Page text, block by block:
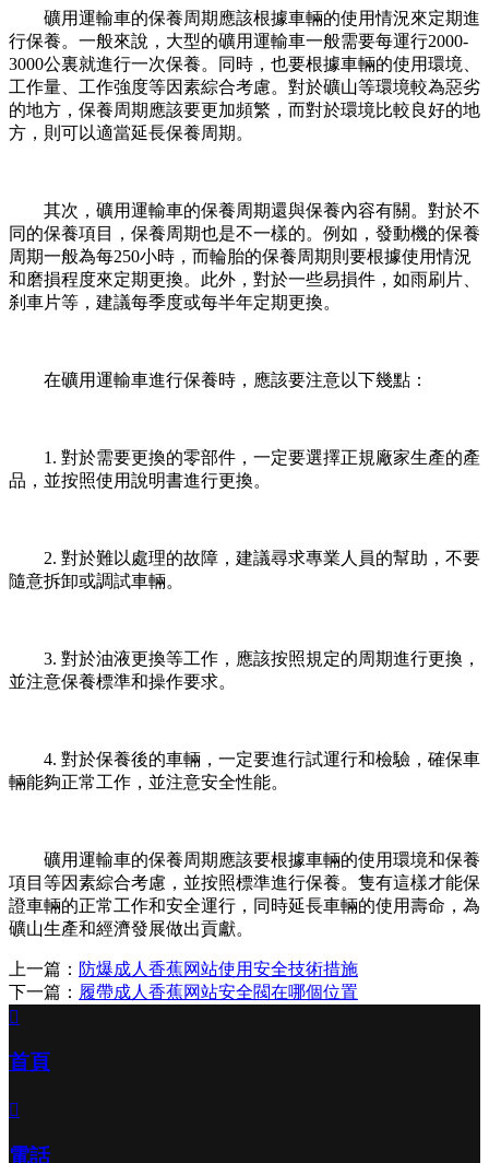
礦用運輸車的保養周期應該根據車輛的使用情況來定期進
行保養。一般來說，大型的礦用運輸車一般需要每運行2000-
3000公裏就進行一次保養。同時，也要根據車輛的使用環境、
工作量、工作強度等因素綜合考慮。對於礦山等環境較為惡劣
的地方，保養周期應該要更加頻繁，而對於環境比較良好的地
方，則可以適當延長保養周期。
其次，礦用運輸車的保養周期還與保養內容有關。對於不
同的保養項目，保養周期也是不一樣的。例如，發動機的保養
周期一般為每250小時，而輪胎的保養周期則要根據使用情況
和磨損程度來定期更換。此外，對於一些易損件，如雨刷片、
刹車片等，建議每季度或每半年定期更換。
在礦用運輸車進行保養時，應該要注意以下幾點：
1. 對於需要更換的零部件，一定要選擇正規廠家生產的產
品，並按照使用說明書進行更換。
2. 對於難以處理的故障，建議尋求專業人員的幫助，不要
隨意拆卸或調試車輛。
3. 對於油液更換等工作，應該按照規定的周期進行更換，
並注意保養標準和操作要求。
4. 對於保養後的車輛，一定要進行試運行和檢驗，確保車
輛能夠正常工作，並注意安全性能。
礦用運輸車的保養周期應該要根據車輛的使用環境和保養
項目等因素綜合考慮，並按照標準進行保養。隻有這樣才能保
證車輛的正常工作和安全運行，同時延長車輛的使用壽命，為
礦山生產和經濟發展做出貢獻。
上一篇： 防爆成人香蕉网站使用安全技術措施
下一篇： 履帶成人香蕉网站安全閥在哪個位置

首頁

電話